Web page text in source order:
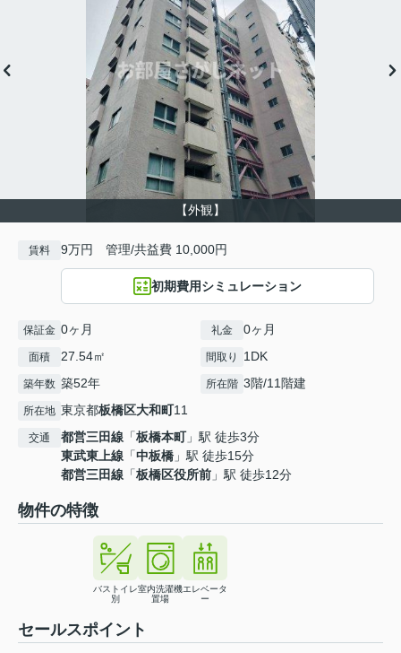
【外観】
賃料 9万円 管理/共益費 10,000円
初期費用シミュレーション
保証金 0ヶ月 礼金 0ヶ月
面積 27.54㎡ 間取り 1DK
築年数 築52年 所在階 3階/11階建
所在地 東京都板橋区大和町11
交通 都営三田線 「板橋本町」駅 徒歩3分
東武東上線 「中板橋 」駅 徒歩15分
都営三田線 「板橋区役所前 」駅 徒歩12分
物件の特徴
バストイレ
別
室内洗濯機
置場
エレベータ
ー
セールスポイント